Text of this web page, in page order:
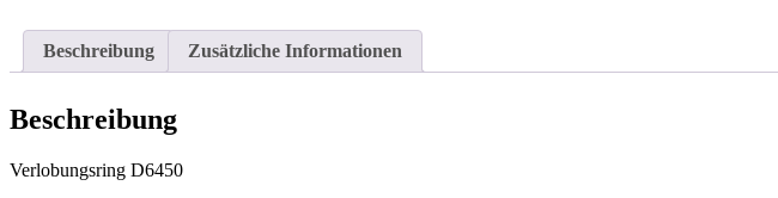
Beschreibung Zusätzliche Informationen
Beschreibung
Verlobungsring D6450